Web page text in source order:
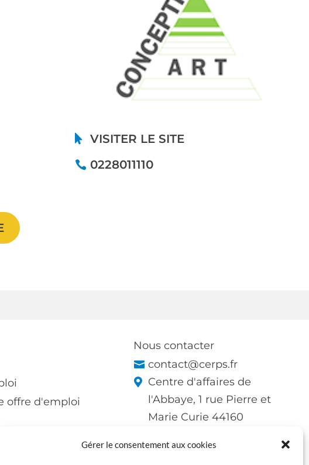
Gérer le consentement aux cookies
VISITER LE SITE
0228011110
offre d'emploi
Nous contacter
contact@cerps.fr
Centre d'affaires de
l'Abbaye, 1 rue Pierre et
Marie Curie 44160